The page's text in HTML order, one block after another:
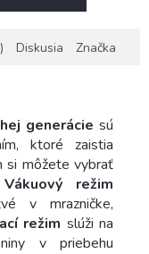
Diskusia Značka
generácie sú
ktoré zaistia
si môžete vybrať
Vákuový režim
v mrazničke,
režim slúži na
v priebehu